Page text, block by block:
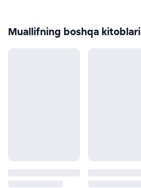
Muallifning boshqa kitoblari